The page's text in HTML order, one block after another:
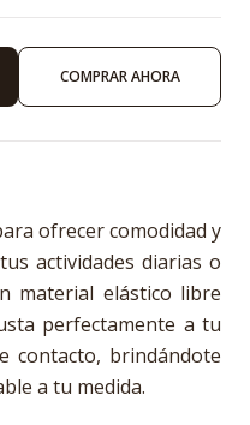
COMPRAR AHORA
ofrecer comodidad y
actividades diarias o
material elástico libre
perfectamente a tu
contacto, brindándote
a tu medida.